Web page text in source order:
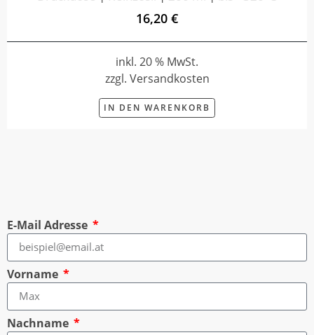
16,20 €
inkl. 20 % MwSt.
zzgl. Versandkosten
IN DEN WARENKORB
E-Mail Adresse
Vorname
Nachname